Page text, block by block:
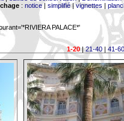
: notice| simplifié|vignettes |
PALACE*'
1-20|21-40 | 41-60